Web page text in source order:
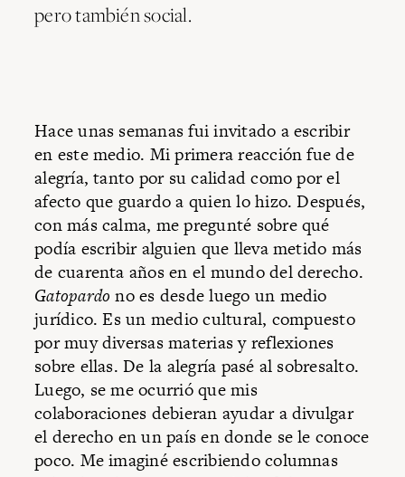
pero también social.
Hace unas semanas fui invitado a escribir
en este medio. Mi primera reacción fue de
alegría, tanto por su calidad como por el
afecto que guardo a quien lo hizo. Después,
con más calma, me pregunté sobre qué
podía escribir alguien que lleva metido más
de cuarenta años en el mundo del derecho.
Gatopardo no es desde luego un medio
jurídico. Es un medio cultural, compuesto
por muy diversas materias y reflexiones
sobre ellas. De la alegría pasé al sobresalto.
Luego, se me ocurrió que mis
colaboraciones debieran ayudar a divulgar
el derecho en un país en donde se le conoce
poco. Me imaginé escribiendo columnas